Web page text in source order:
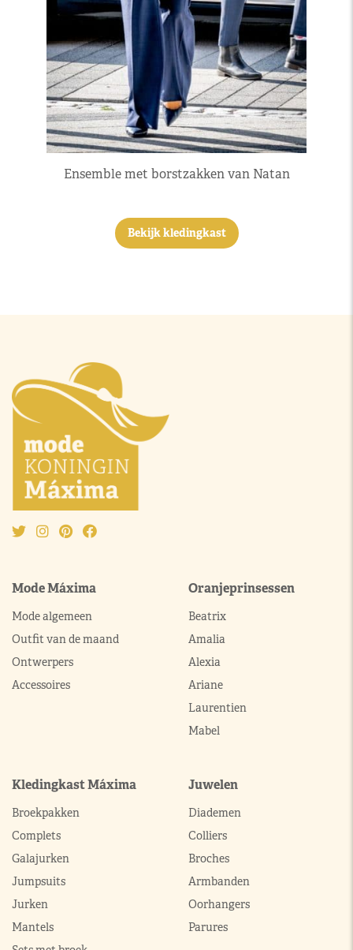
Ensemble met borstzakken van Natan
Bekijk kledingkast
Mode Máxima
Mode algemeen
Outfit van de maand
Ontwerpers
Accessoires
Oranjeprinsessen
Beatrix
Amalia
Alexia
Ariane
Laurentien
Mabel
Kledingkast Máxima
Broekpakken
Complets
Galajurken
Jumpsuits
Jurken
Mantels
Juwelen
Diademen
Colliers
Broches
Armbanden
Oorhangers
Parures